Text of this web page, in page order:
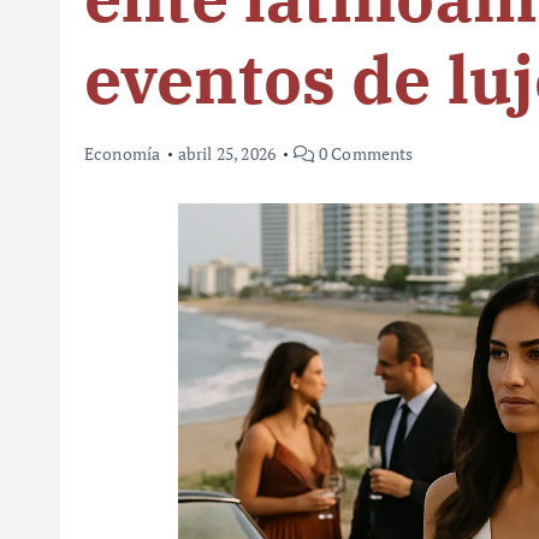
eventos de
Economía abril 25, 2026 0 Comments